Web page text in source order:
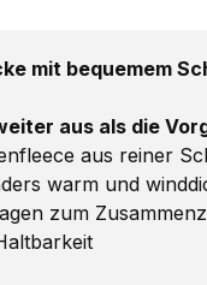
mit bequemem
aus als die
aus reiner
warm und
zum